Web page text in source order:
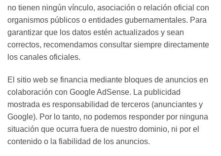
no tienen ningún vínculo, asociación o relación oficial con
organismos públicos o entidades gubernamentales. Para
garantizar que los datos estén actualizados y sean
correctos, recomendamos consultar siempre directamente
los canales oficiales.
El sitio web se financia mediante bloques de anuncios en
colaboración con Google AdSense. La publicidad
mostrada es responsabilidad de terceros (anunciantes y
Google). Por lo tanto, no podemos responder por ninguna
situación que ocurra fuera de nuestro dominio, ni por el
contenido o la fiabilidad de los anuncios.